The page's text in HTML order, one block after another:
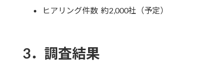
ヒアリング件数 約2,000社（予定）
3．調査結果